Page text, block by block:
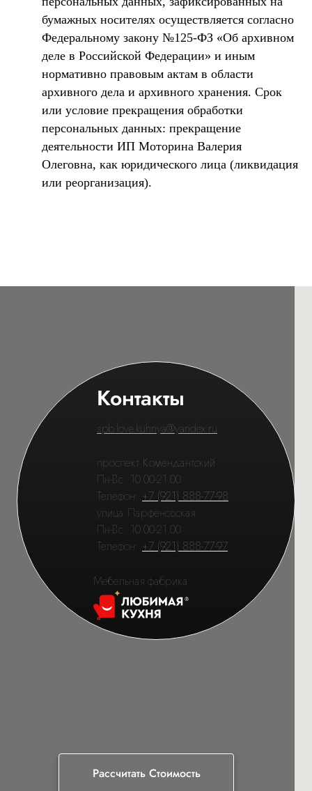
бумажных носителях осуществляется согласно
Федеральному закону №125-ФЗ «Об архивном
деле в Российской Федерации» и иным
нормативно правовым актам в области
архивного дела и архивного хранения. Срок
или условие прекращения обработки
персональных данных: прекращение
деятельности ИП Моторина Валерия
Олеговна, как юридического лица (ликвидация
или реорганизация).
Контакты
Рассчитать Стоимость
spb.love.kuhnya@yandex.ru
проспект Комендантский
Пн-Вс: 10.00-21.00
Телефон: +7 (921) 888-77-98
улица Парфёновская
Пн-Вс: 10.00-21.00
Телефон: +7 (921) 888-77-97
Мебельная фабрика